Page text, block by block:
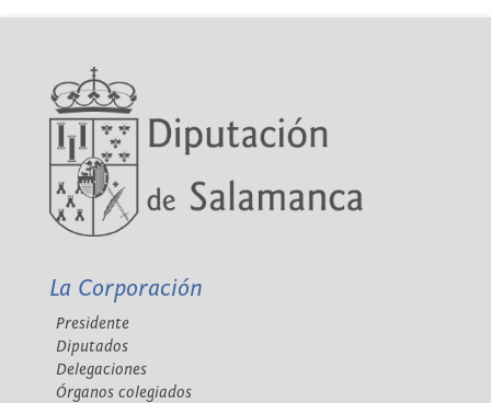
La Corporación
Presidente
Diputados
Delegaciones
Órganos colegiados